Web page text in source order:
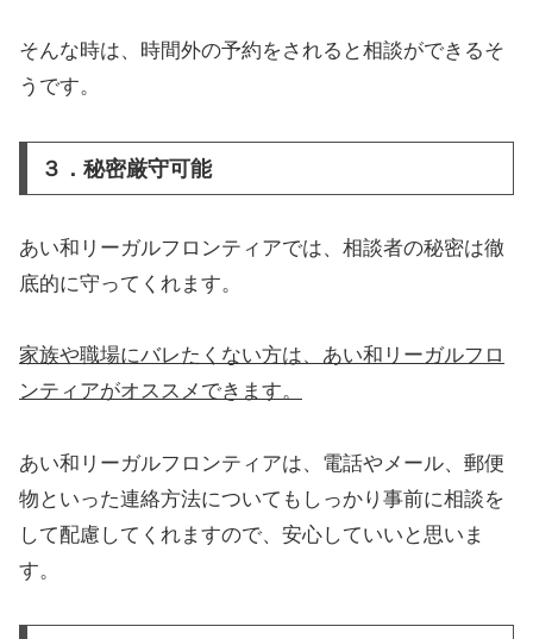
そんな時は、時間外の予約をされると相談ができるそ
うです。
３．秘密厳守可能
あい和リーガルフロンティアでは、相談者の秘密は徹
底的に守ってくれます。
家族や職場にバレたくない方は、あい和リーガルフロ
ンティアがオススメできます。
あい和リーガルフロンティアは、電話やメール、郵便
物といった連絡方法についてもしっかり事前に相談を
して配慮してくれますので、安心していいと思いま
す。